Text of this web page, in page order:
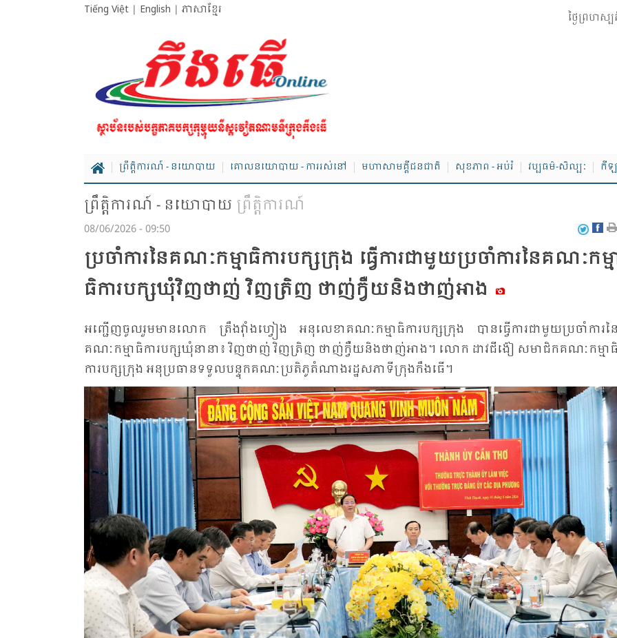
Tiếng Việt | English | ភាសាខ្មែរ ថ្ងៃព្រហ
ព្រឹត្តិការណ៍ - នយោបាយ គោលនយោបាយ - ការរស់នៅ មហាសាមគ្គីជនជាតិ សុខភាព - អប់រំ វប្បធម៌-សិល្បៈ កី
ព្រឹត្តិការណ៍ - នយោបាយ ព្រឹត្តិការណ៍
08/06/2026 - 09:50
ប្រ​ចាំ​ការ​នៃ​គណៈ​កម្មា​ធិ​ការ​បក្ស​ក្រុង ធ្វើ​ការ​ជា​មួយ​ប្រ​ចាំ​ការ​នៃ​គណៈ​កម្ម
ធិការ​បក្ស​ឃុំ​វិញថាញ់ វិញ​ត្រិញ ថាញ់​ក្វឺយ​និង​ថាញ់​អាង
អញ្ជើញ​ចូល​រួម​មាន​លោក ត្រឹង​វ៉ាំង​ហ្វៀង អនុ​លេ​ខា​គណៈ​កម្មា​ធិការ​បក្ស​ក្រុង បាន​ធ្វើ​ការ​ជា​មួយ​ប្រ​ចាំ​ការ​ន
គណៈ​កម្មា​ធិការ​បក្ស​ឃុំ​នា​នា៖ វិញ​ថាញ់ វិញ​ត្រិញ ថាញ់​ក្វឺយ​និង​ថាញ់​អាង។ លោក ដាវ​ជីង៉ៀ សមា​ជិក​គណៈ​កម្មា​
ការ​បក្ស​ក្រុង អនុ​ប្រ​ធាន​ទទួល​បន្ទុក​គណៈ​ប្រតិ​ភូតំ​ណាង​រដ្ឋ​សភា​ទី​ក្រុង​កឹង​ធើ។